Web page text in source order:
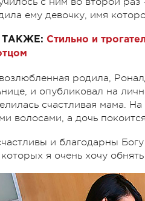
ему девочку, имя
ТАКЖЕ: Стильно и
родила,
и опубликовал на
счастливая мама.
волосами, а дочь
и благодарны
которых я очень хочу